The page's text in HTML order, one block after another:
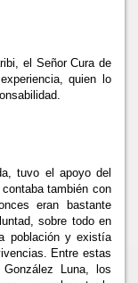
el Señor Cura de
quien lo
tuvo el apoyo del
también con
eran bastante
sobre todo en
población y existía
Entre estas
Luna, los